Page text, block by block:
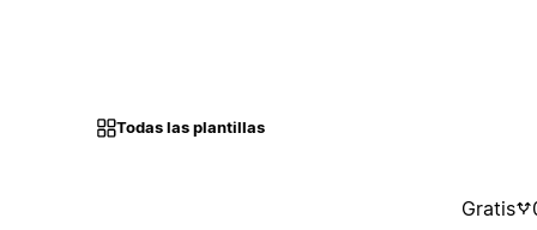
Todas las plantillas
Gratis